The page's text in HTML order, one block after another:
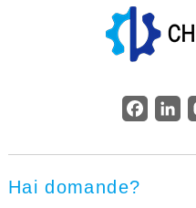
Hai domande?